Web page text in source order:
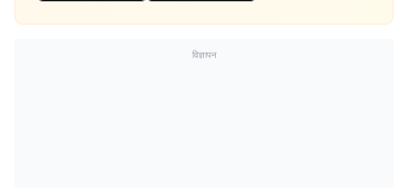
विज्ञापन